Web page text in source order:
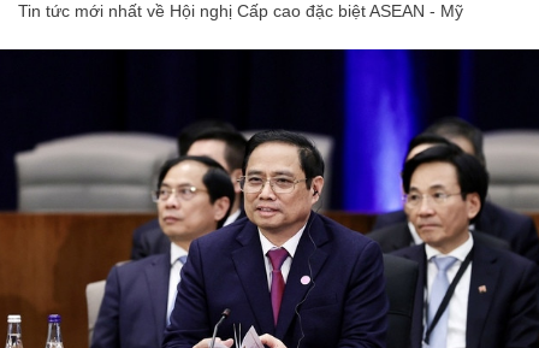
Tin tức mới nhất về Hội nghị Cấp cao đặc biệt ASEAN - Mỹ